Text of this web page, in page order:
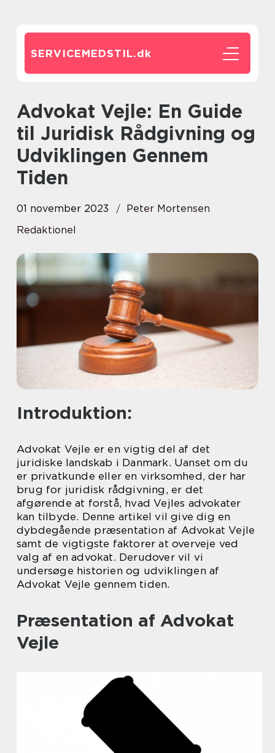
SERVICEMEDSTIL.dk
Advokat Vejle: En Guide
til Juridisk Rådgivning og
Udviklingen Gennem
Tiden
01 november 2023
Peter Mortensen
Redaktionel
Introduktion:
Advokat Vejle er en vigtig del af det
juridiske landskab i Danmark. Uanset om du
er privatkunde eller en virksomhed, der har
brug for juridisk rådgivning, er det
afgørende at forstå, hvad Vejles advokater
kan tilbyde. Denne artikel vil give dig en
dybdegående præsentation af Advokat Vejle
samt de vigtigste faktorer at overveje ved
valg af en advokat. Derudover vil vi
undersøge historien og udviklingen af
Advokat Vejle gennem tiden.
Præsentation af Advokat
Vejle